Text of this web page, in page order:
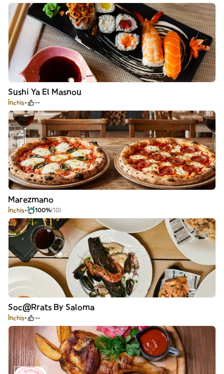
Sushi Ya El Masnou
Închis --
Marezmano
Închis 100%(10)
Soc@Rrats By Saloma
Închis --